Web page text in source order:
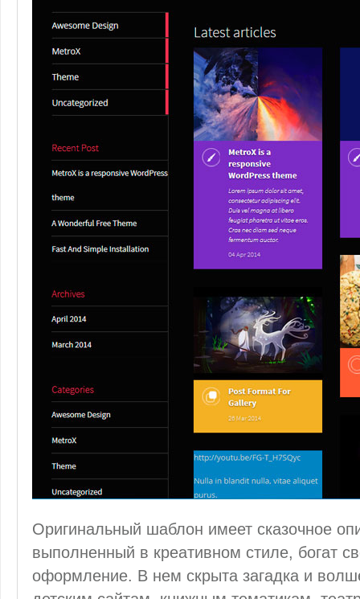
Оригинальный шаблон имеет сказочное
выполненный в креативном стиле, богат
оформление. В нем скрыта загадка и